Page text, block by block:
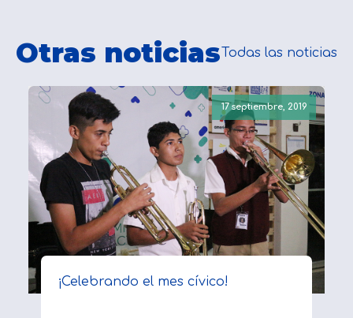
Otras noticias Todas las noticias
17 septiembre, 2019
¡Celebrando el mes cívico!